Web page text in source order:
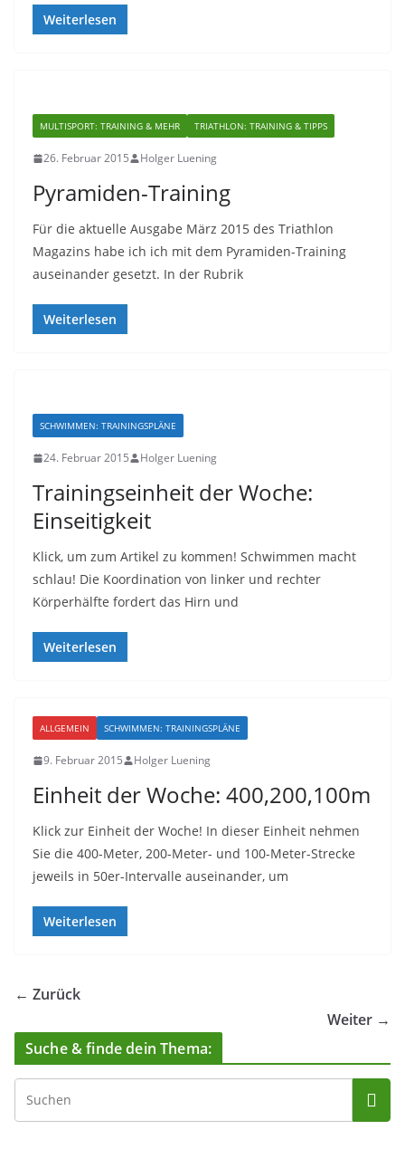
Weiterlesen
MULTISPORT: TRAINING & MEHR TRIATHLON: TRAINING & TIPPS
26. Februar 2015 Holger Luening
Pyramiden-Training
Für die aktuelle Ausgabe März 2015 des Triathlon
Magazins habe ich ich mit dem Pyramiden-Training
auseinander gesetzt. In der Rubrik
Weiterlesen
SCHWIMMEN: TRAININGSPLÄNE
24. Februar 2015 Holger Luening
Trainingseinheit der Woche:
Einseitigkeit
Klick, um zum Artikel zu kommen! Schwimmen macht
schlau! Die Koordination von linker und rechter
Körperhälfte fordert das Hirn und
Weiterlesen
ALLGEMEIN SCHWIMMEN: TRAININGSPLÄNE
9. Februar 2015 Holger Luening
Einheit der Woche: 400,200,100m
Klick zur Einheit der Woche! In dieser Einheit nehmen
Sie die 400-Meter, 200-Meter- und 100-Meter-Strecke
jeweils in 50er-Intervalle auseinander, um
Weiterlesen
← Zurück
Weiter →
Suche & finde dein Thema: